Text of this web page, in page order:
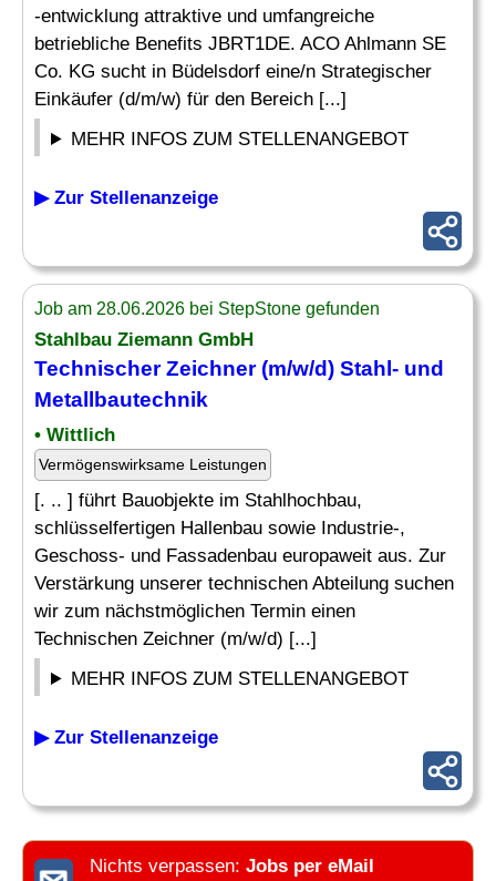
-entwicklung attraktive und umfangreiche
betriebliche Benefits JBRT1DE. ACO Ahlmann SE
Co. KG sucht in Büdelsdorf eine/n Strategischer
Einkäufer (d/m/w) für den Bereich [...]
MEHR INFOS ZUM STELLENANGEBOT
▶ Zur Stellenanzeige
Job am 28.06.2026 bei StepStone gefunden
Stahlbau Ziemann GmbH
Technischer Zeichner (m/w/d) Stahl - und
Metallbautechnik
• Wittlich
Vermögenswirksame Leistungen
[. .. ] führt Bauobjekte im Stahlhochbau,
schlüsselfertigen Hallenbau sowie Industrie-,
Geschoss- und Fassadenbau europaweit aus. Zur
Verstärkung unserer technischen Abteilung suchen
wir zum nächstmöglichen Termin einen
Technischen Zeichner (m/w/d) [...]
MEHR INFOS ZUM STELLENANGEBOT
▶ Zur Stellenanzeige
Nichts verpassen: Jobs per eMail